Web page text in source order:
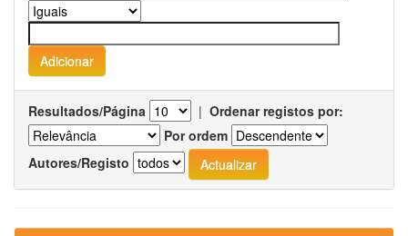
Resultados/Página | Ordenar registos por:
Por ordem
Autores/Registo